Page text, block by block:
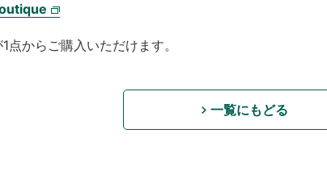
からご購入いただけます。
一覧にもどる